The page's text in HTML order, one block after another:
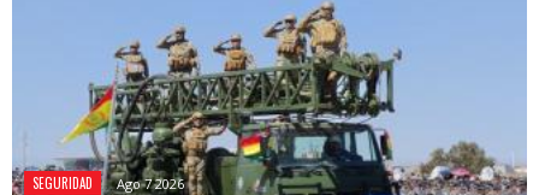
SEGURIDAD Ago 7 2026